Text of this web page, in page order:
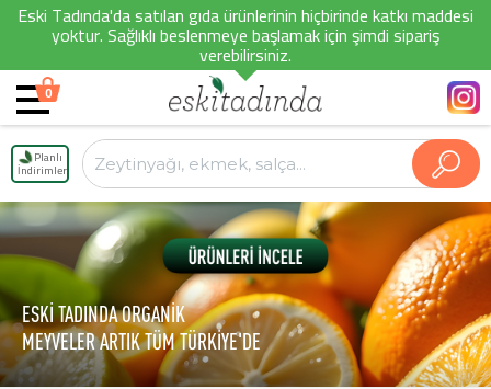
Eski Tadında'da satılan gıda ürünlerinin hiçbirinde katkı maddesi
yoktur. Sağlıklı beslenmeye başlamak için şimdi sipariş
verebilirsiniz.
0
Planlı
İndirimler
ESKİ TADINDA ORGANİK
MEYVELER ARTIK TÜM TÜRKİYE'DE